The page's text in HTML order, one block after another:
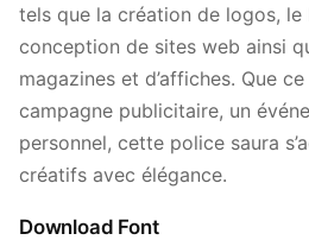
tels que la création de logos, le
conception de sites web ainsi
magazines et d’affiches. Que
campagne publicitaire, un
personnel, cette police saura
créatifs avec élégance.
Download Font